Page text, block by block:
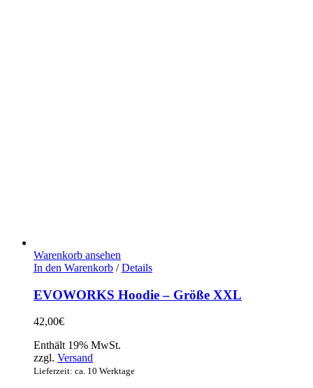
Warenkorb ansehen
In den Warenkorb / Details
EVOWORKS Hoodie – Größe XXL
42,00€
Enthält 19% MwSt.
zzgl. Versand
Lieferzeit: ca. 10 Werktage